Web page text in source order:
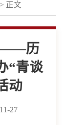
> 正文
——历
“青谈
动
27